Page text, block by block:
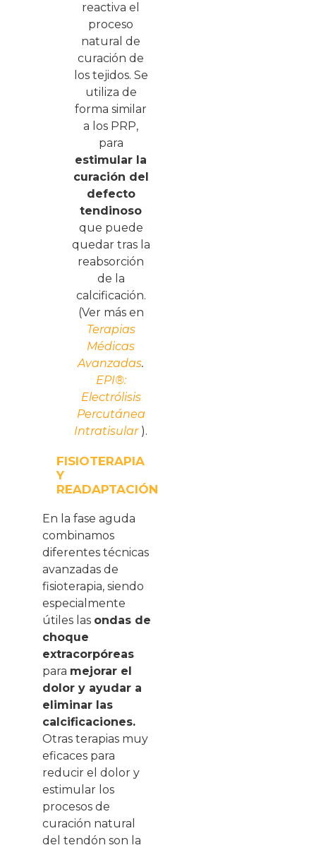
reactiva el
proceso
natural de
curación de
los tejidos. Se
utiliza de
forma similar
a los PRP,
para
estimular la
curación del
defecto
tendinoso
que puede
quedar tras la
reabsorción
de la
calcificación.
(Ver más en
Terapias
Médicas
Avanzadas.
EPI®:
Electrólisis
Percutánea
Intratisular ).
FISIOTERAPIA
Y
READAPTACIÓN
En la fase aguda
combinamos
diferentes técnicas
avanzadas de
fisioterapia, siendo
especialmente
útiles las ondas de
choque
extracorpóreas
para mejorar el
dolor y ayudar a
eliminar las
calcificaciones.
Otras terapias muy
eficaces para
reducir el dolor y
estimular los
procesos de
curación natural
del tendón son la